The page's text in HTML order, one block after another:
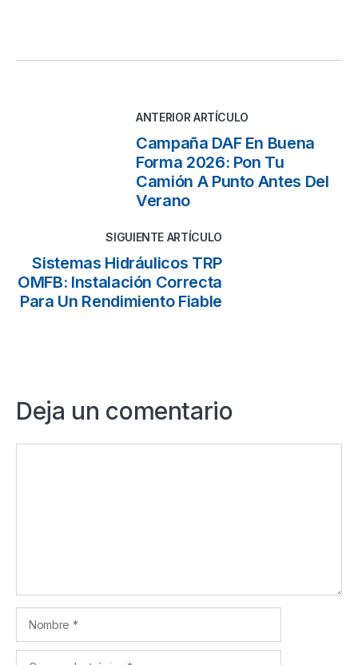
ANTERIOR ARTÍCULO
Campaña DAF En Buena
Forma 2026: Pon Tu
Camión A Punto Antes Del
Verano
SIGUIENTE ARTÍCULO
Sistemas Hidráulicos TRP
OMFB: Instalación Correcta
Para Un Rendimiento Fiable
Deja un comentario